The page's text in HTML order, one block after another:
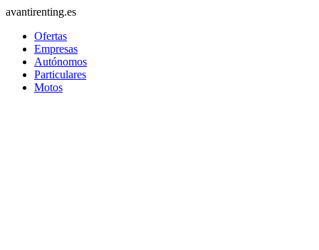
avantirenting.es
Ofertas
Empresas
Autónomos
Particulares
Motos